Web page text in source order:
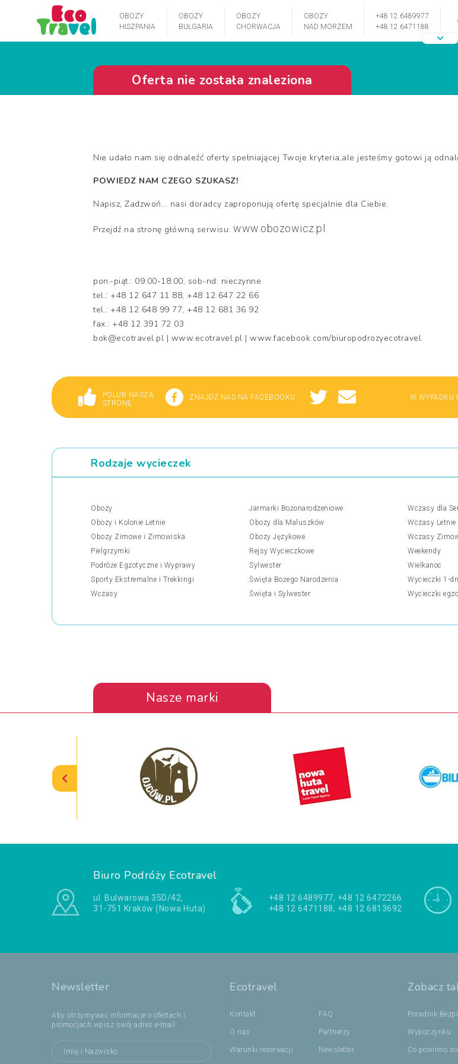
OBOZY
HISZPANIA
OBOZY
BUŁGARIA
OBOZY
CHORWACJA
OBOZY
NAD MORZEM
+48 12 6489977
+48 12 6471188
Oferta nie została znaleziona
Nie udało nam się odnaleźć oferty spełniającej Twoje kryteria,ale jesteśmy gotowi ją
POWIEDZ NAM CZEGO SZUKASZ!
Napisz, Zadzwoń... nasi doradcy zaproponują ofertę specjalnie dla Ciebie.
Przejdź na stronę główną serwisu: www.obozowicz.pl
pon.-piąt.: 09:00-18:00, sob-nd: nieczynne
tel.: +48 12 647 11 88, +48 12 647 22 66
tel.: +48 12 648 99 77, +48 12 681 36 92
fax.: +48 12 391 72 03
bok@ecotravel.pl | www.ecotravel.pl | www.facebook.com/biuropodrozyecotravel
POLUB NASZĄ
STRONĘ
ZNAJDŹ NAS NA FACEBOOKU W WYPADKU
Rodzaje wycieczek
Obozy
Obozy i Kolonie Letnie
Obozy Zimowe i Zimowiska
Pielgrzymki
Podróże Egzotyczne i Wyprawy
Sporty Ekstremalne i Trekkingi
Wczasy
Jarmarki Bożonarodzeniowe
Obozy dla Maluszków
Obozy Językowe
Rejsy Wycieczkowe
Sylwester
Święta Bożego Narodzenia
Święta i Sylwester
Wczasy dla
Wczasy Letnie
Wczasy
Weekendy
Wielkanoc
Wycieczki 1-
Wycieczki
Nasze marki
Biuro Podróży Ecotravel
ul. Bulwarowa 35D/42,
31-751 Kraków (Nowa Huta)
+48 12 6489977, +48 12 6472266
+48 12 6471188, +48 12 6813692
Newsletter
Aby otrzymywać informacje o ofertach i
promocjach wpisz swój adres e-mail:
Ecotravel
Kontakt
O nas
Warunki rezerwacji
FAQ
Partnerzy
Newsletter
Zobacz
Poradnik
Wypoczynku
Co powinno